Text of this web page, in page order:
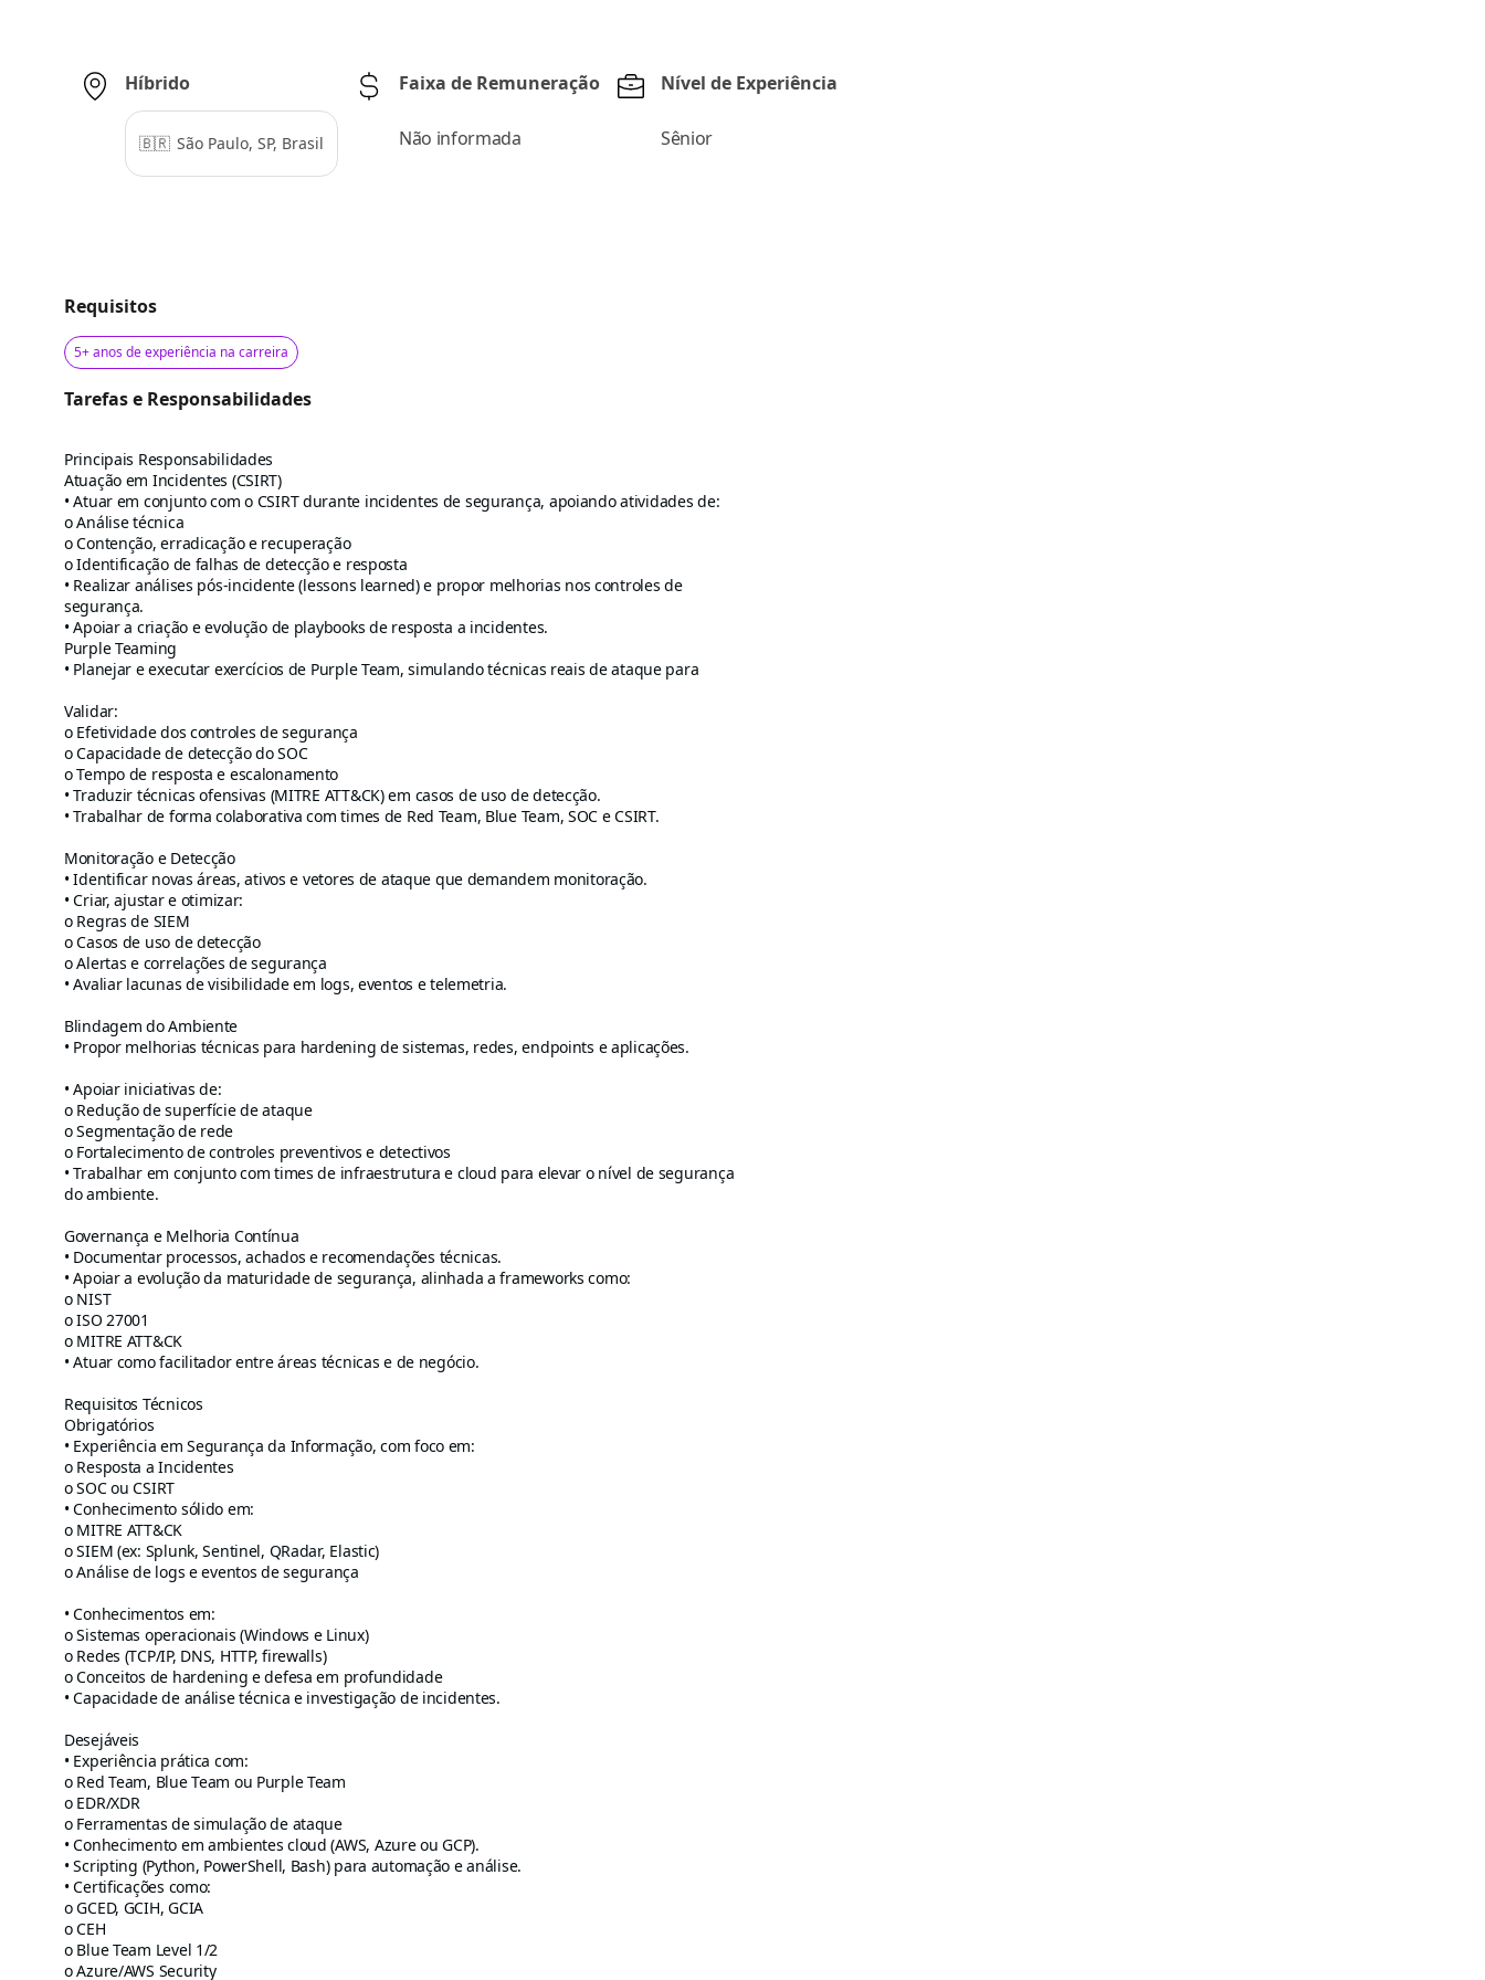
Híbrido
🇧🇷 São Paulo, SP, Brasil
Faixa de Remuneração
Não informada
Nível de Experiência
Sênior
Requisitos
5+ anos de experiência na carreira
Tarefas e Responsabilidades
Principais Responsabilidades
Atuação em Incidentes (CSIRT)
• Atuar em conjunto com o CSIRT durante incidentes de segurança, apoiando atividades de:
o Análise técnica
o Contenção, erradicação e recuperação
o Identificação de falhas de detecção e resposta
• Realizar análises pós-incidente (lessons learned) e propor melhorias nos controles de
segurança.
• Apoiar a criação e evolução de playbooks de resposta a incidentes.
Purple Teaming
• Planejar e executar exercícios de Purple Team, simulando técnicas reais de ataque para
Validar:
o Efetividade dos controles de segurança
o Capacidade de detecção do SOC
o Tempo de resposta e escalonamento
• Traduzir técnicas ofensivas (MITRE ATT&CK) em casos de uso de detecção.
• Trabalhar de forma colaborativa com times de Red Team, Blue Team, SOC e CSIRT.
Monitoração e Detecção
• Identificar novas áreas, ativos e vetores de ataque que demandem monitoração.
• Criar, ajustar e otimizar:
o Regras de SIEM
o Casos de uso de detecção
o Alertas e correlações de segurança
• Avaliar lacunas de visibilidade em logs, eventos e telemetria.
Blindagem do Ambiente
• Propor melhorias técnicas para hardening de sistemas, redes, endpoints e aplicações.
• Apoiar iniciativas de:
o Redução de superfície de ataque
o Segmentação de rede
o Fortalecimento de controles preventivos e detectivos
• Trabalhar em conjunto com times de infraestrutura e cloud para elevar o nível de segurança
do ambiente.
Governança e Melhoria Contínua
• Documentar processos, achados e recomendações técnicas.
• Apoiar a evolução da maturidade de segurança, alinhada a frameworks como:
o NIST
o ISO 27001
o MITRE ATT&CK
• Atuar como facilitador entre áreas técnicas e de negócio.
Requisitos Técnicos
Obrigatórios
• Experiência em Segurança da Informação, com foco em:
o Resposta a Incidentes
o SOC ou CSIRT
• Conhecimento sólido em:
o MITRE ATT&CK
o SIEM (ex: Splunk, Sentinel, QRadar, Elastic)
o Análise de logs e eventos de segurança
• Conhecimentos em:
o Sistemas operacionais (Windows e Linux)
o Redes (TCP/IP, DNS, HTTP, firewalls)
o Conceitos de hardening e defesa em profundidade
• Capacidade de análise técnica e investigação de incidentes.
Desejáveis
• Experiência prática com:
o Red Team, Blue Team ou Purple Team
o EDR/XDR
o Ferramentas de simulação de ataque
• Conhecimento em ambientes cloud (AWS, Azure ou GCP).
• Scripting (Python, PowerShell, Bash) para automação e análise.
• Certificações como:
o GCED, GCIH, GCIA
o CEH
o Blue Team Level 1/2
o Azure/AWS Security